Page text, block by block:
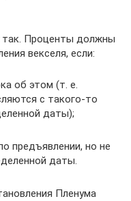
Проценты должны
векселя, если:
об этом (т. е.
с такого-то
даты);
предъявлении, но не
даты.
Пленума